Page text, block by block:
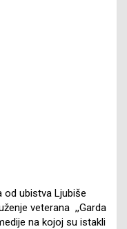
od ubistva Ljubiše
veterana ,,Garda
na kojoj su istakli